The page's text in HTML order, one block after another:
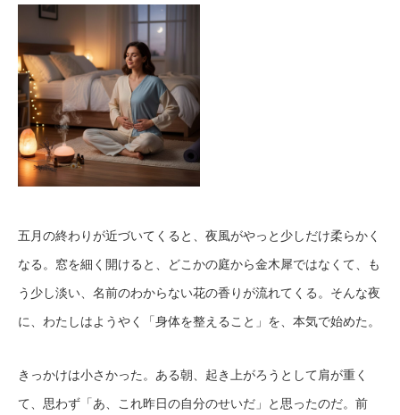
五月の終わりが近づいてくると、夜風がやっと少しだけ柔らかく
なる。窓を細く開けると、どこかの庭から金木犀ではなくて、も
う少し淡い、名前のわからない花の香りが流れてくる。そんな夜
に、わたしはようやく「身体を整えること」を、本気で始めた。
きっかけは小さかった。ある朝、起き上がろうとして肩が重く
て、思わず「あ、これ昨日の自分のせいだ」と思ったのだ。前